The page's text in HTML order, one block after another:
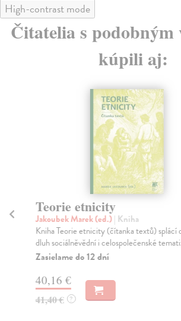
High-contrast mode
Čitatelia s podobným
kúpili aj:
Teorie etnicity
Jakoubek Marek (ed.)| Kniha
Kniha Teorie etnicity (čítanka textů) splácí
dluh sociálněvědní i celospolečenské
Zasielame do 12 dní
40,16 €
41,40 € ?